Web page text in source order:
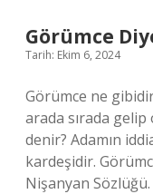
Görümce
Tarih: Ekim 6, 2024
Görümce ne
arada sırada gelip
denir? Adamın
kardeşidir.
Nişanyan